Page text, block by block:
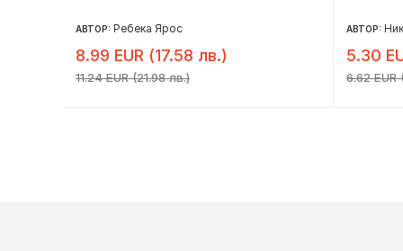
АВТОР: Ребека Ярос
8.99 EUR (17.58 лв.)
11.24 EUR (21.98 лв.)
АВТОР:
5.30
6.62 EUR